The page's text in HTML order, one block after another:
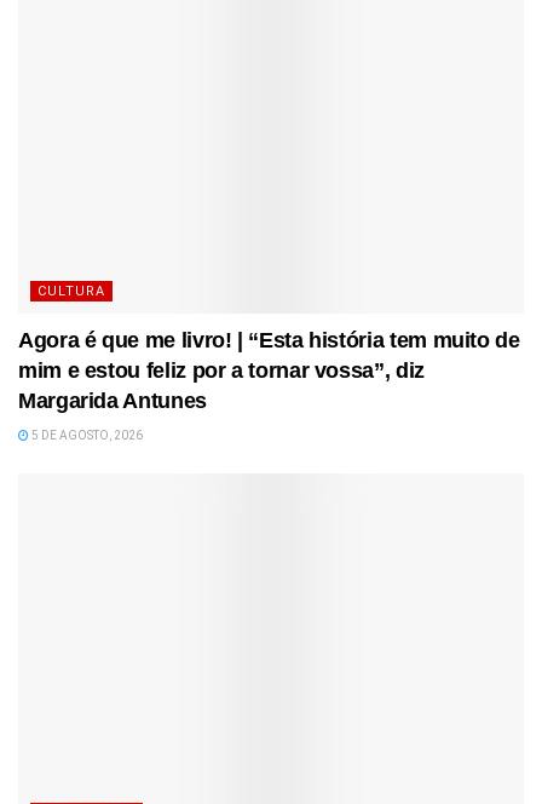
CULTURA
Agora é que me livro! | “Esta história tem muito de
mim e estou feliz por a tornar vossa”, diz
Margarida Antunes
5 DE AGOSTO, 2026